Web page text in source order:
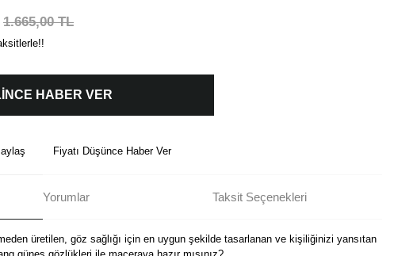
1.665,00 TL
HABER VER
Fiyatı Düşünce Haber Ver
Yorumlar Taksit Seçenekleri
üretilen, göz sağlığı için en uygun şekilde tasarlanan ve kişiliğinizi yansıtan